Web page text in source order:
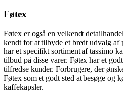
Føtex
Føtex er også en velkendt
kendt for at tilbyde et bredt udvalg
har et specifikt sortiment af tassimo
tilbud på disse varer. Føtex har et
tilfredse kunder. Forbrugere, der
Føtex som et godt sted at besøge og
kaffekapsler.